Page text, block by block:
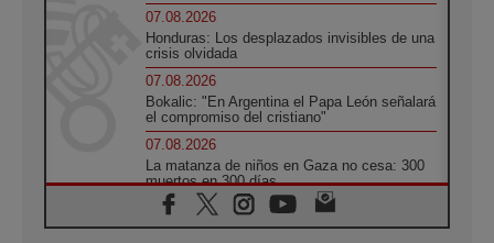
07.08.2026
Honduras: Los desplazados invisibles de una
crisis olvidada
07.08.2026
Bokalic: "En Argentina el Papa León señalará
el compromiso del cristiano"
07.08.2026
La matanza de niños en Gaza no cesa: 300
muertos en 300 días
07.08.2026
Tagle: La guerra desfigura el mundo, solo la